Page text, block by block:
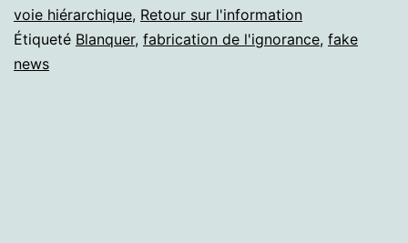
news.
Blanquer
voie hiérarchique, Retour sur l'information
Étiqueté Blanquer, fabrication de l'ignorance, fake
news